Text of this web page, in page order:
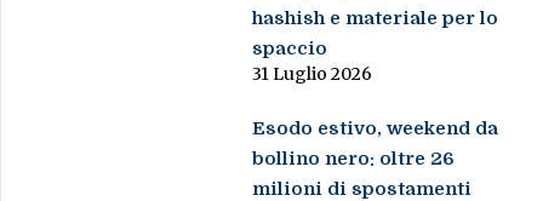
hashish e materiale per lo
spaccio
31 Luglio 2026
Esodo estivo, weekend da
bollino nero: oltre 26
milioni di spostamenti